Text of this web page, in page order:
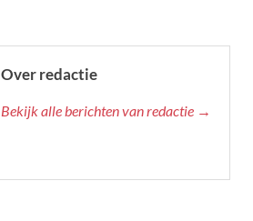
Over redactie
Bekijk alle berichten van redactie →